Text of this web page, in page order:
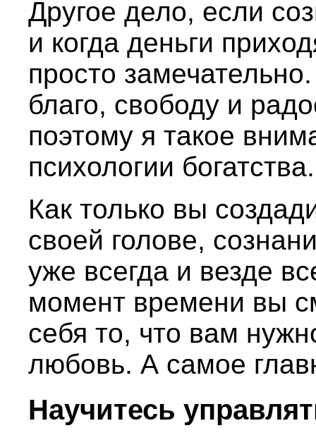
Другое дело, если
и когда деньги
просто
благо, свободу и
поэтому я такое
психологии богатства.
Как только вы
своей голове,
уже всегда и везде
момент времени вы
себя то, что вам
любовь. А самое
Научитесь